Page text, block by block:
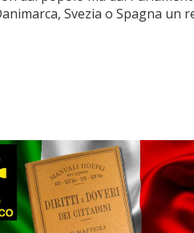
Svezia o Spagna